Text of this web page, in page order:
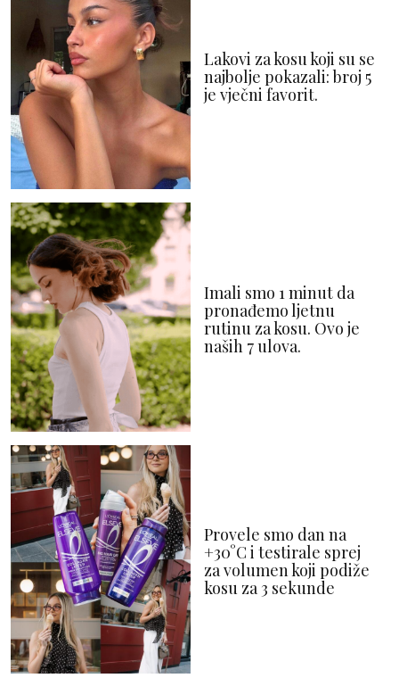
Lakovi za kosu koji su se
najbolje pokazali: broj 5
je vječni favorit.
Imali smo 1 minut da
pronađemo ljetnu
rutinu za kosu. Ovo je
naših 7 ulova.
Provele smo dan na
+30°C i testirale sprej
za volumen koji podiže
kosu za 3 sekunde